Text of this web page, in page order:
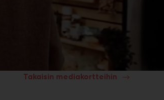
Takaisin mediakortteihin